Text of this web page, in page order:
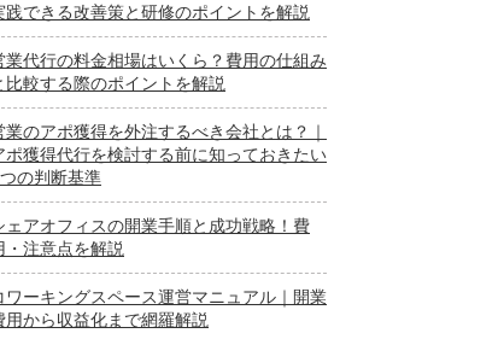
践できる改善策と研修のポイントを解説
業代行の料金相場はいくら？費用の仕組み
比較する際のポイントを解説
業のアポ獲得を外注するべき会社とは？｜
ポ獲得代行を検討する前に知っておきたい
の判断基準
ェアオフィスの開業手順と成功戦略！費
・注意点を解説
ワーキングスペース運営マニュアル｜開業
用から収益化まで網羅解説